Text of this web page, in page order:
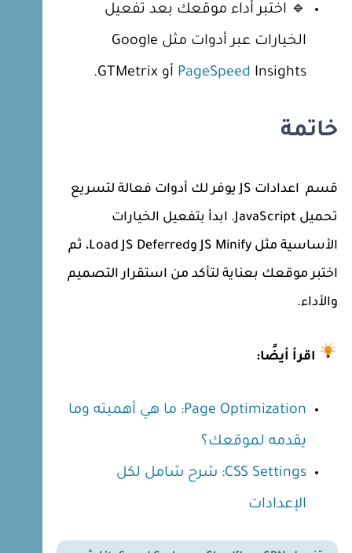
🔹 اختبر أداء موقعك بعد تفعيل
الخيارات عبر أدوات مثل Google
PageSpeed Insights أو GTMetrix.
خاتمة
قسم اعدادات JS يوفر لك أدوات فعالة لتسريع
تحميل JavaScript. ابدأ بتفعيل الخيارات
الأساسية مثل JS Minify وLoad JS Deferred، ثم
اختبر موقعك بعناية لتأكد من استقرار التصميم
والأداء.
اقرأ أيضًا:
Page Optimization: ما هي أهميته وما
يقدمه لموقعك؟
CSS Settings: شرح شامل لكل
الإعدادات